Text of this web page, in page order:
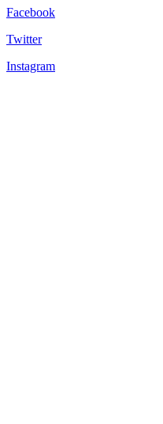
Facebook
Twitter
Instagram